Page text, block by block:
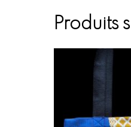
Produits